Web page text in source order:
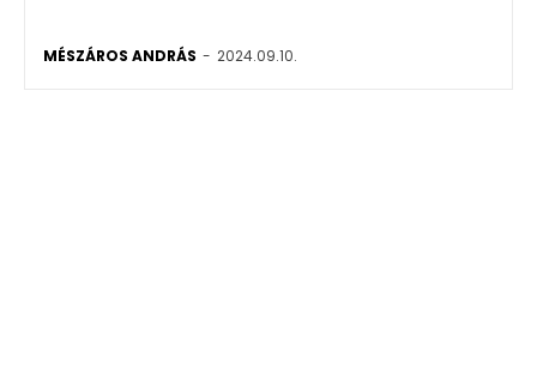
MÉSZÁROS ANDRÁS - 2024.09.10.